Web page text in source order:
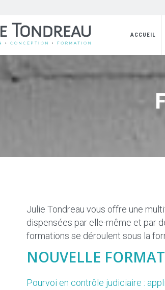
ACCUEIL
Julie Tondreau vous offre une
dispensées par elle-même et par
formations se déroulent sous la
NOUVELLE
Pourvoi en contrôle judiciaire :